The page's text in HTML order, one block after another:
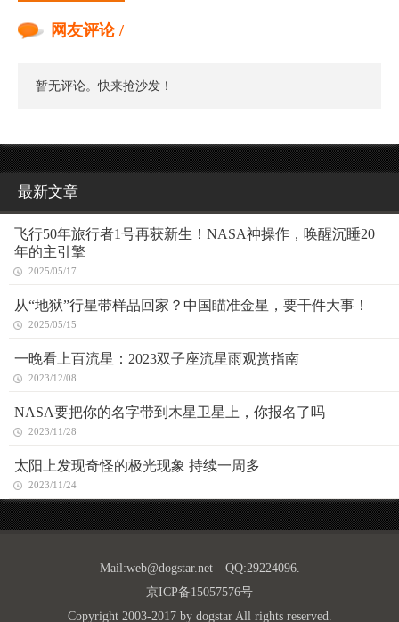
网友评论 /
暂无评论。快来抢沙发！
最新文章
飞行50年旅行者1号再获新生！NASA神操作，唤醒沉睡20
年的主引擎
2025/05/17
从“地狱”行星带样品回家？中国瞄准金星，要干件大事！
2025/05/15
一晚看上百流星：2023双子座流星雨观赏指南
2023/12/08
NASA要把你的名字带到木星卫星上，你报名了吗
2023/11/28
太阳上发现奇怪的极光现象 持续一周多
2023/11/24
Mail:web@dogstar.netQQ:29224096.
京ICP备15057576号
Copyright 2003-2017 by dogstar All rights reserved.